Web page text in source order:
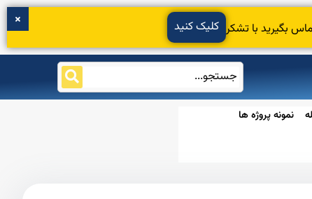
بگیرید با تشکر کلیک کنید
نمونه پروژه ها